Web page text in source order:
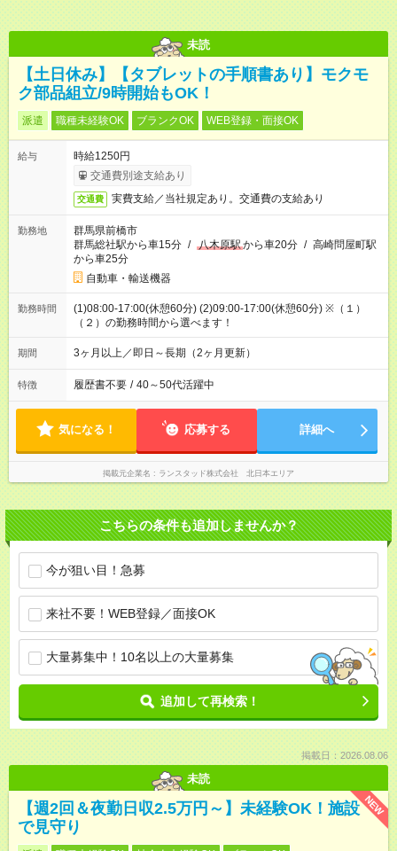
未読
【土日休み】【タブレットの手順書あり】モクモ
ク部品組立/9時開始もOK！
派遣 職種未経験OK ブランクOK WEB登録・面接OK
給与
時給1250円
交通費別途支給あり
交通費 実費支給／当社規定あり。交通費の支給あり
勤務地
群馬県前橋市
群馬総社駅から車15分 / 八木原駅から車20分 / 高崎問屋町駅
から車25分
自動車・輸送機器
勤務時間
(1)08:00-17:00(休憩60分) (2)09:00-17:00(休憩60分) ※（１）
（２）の勤務時間から選べます！
期間 3ヶ月以上／即日～長期（2ヶ月更新）
特徴 履歴書不要 / 40～50代活躍中
気になる！ 応募する 詳細へ
掲載元企業名 ランスタッド株式会社 北日本エリア
こちらの条件も追加しませんか？
今が狙い目！急募
来社不要！WEB登録／面接OK
大量募集中！10名以上の大量募集
追加して再検索！
掲載日：2026.08.06
未読
NEW
【週2回＆夜勤日収2.5万円～】未経験OK！施設
で見守り